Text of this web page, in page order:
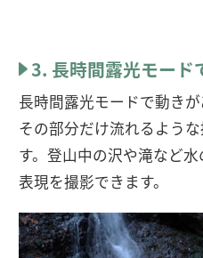
3. 長時間露光モード
長時間露光モードで動き
その部分だけ流れるよう
す。登山中の沢や滝など
表現を撮影できます。